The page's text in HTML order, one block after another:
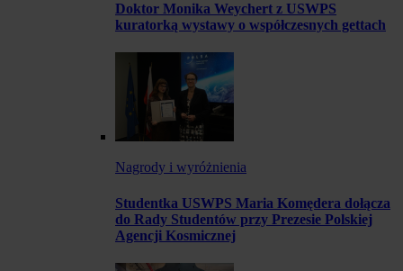
Doktor Monika Weychert z USWPS
kuratorką wystawy o współczesnych gettach
Nagrody i wyróżnienia
Studentka USWPS Maria Komędera dołącza
do Rady Studentów przy Prezesie Polskiej
Agencji Kosmicznej